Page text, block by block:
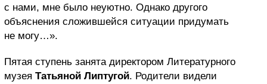
с нами, мне было неуютно. Однако другого
объяснения сложившейся ситуации придумать
не могу…».
Пятая ступень занята директором Литературного
музея Татьяной Липтугой. Родители видели